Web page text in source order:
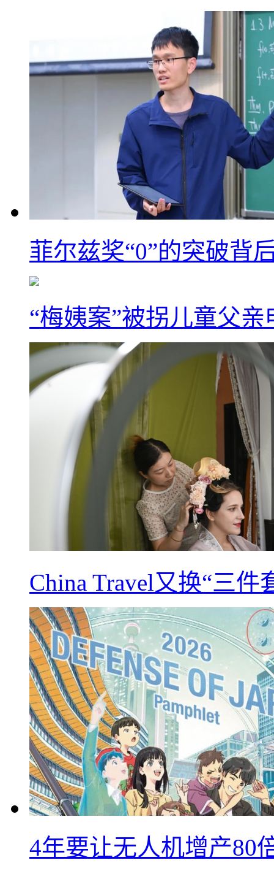
菲尔兹奖“0”的突破背
“梅姨案”被拐儿童父
China Travel又换“三
4年要让无人机增产80